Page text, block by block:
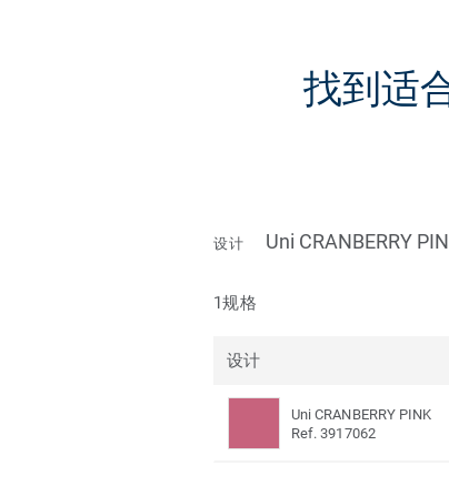
找到适
设计 Uni CRANBERRY
1规格
设计
Uni CRANBERRY PINK
Ref. 3917062